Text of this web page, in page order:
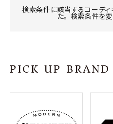
プライバシーポリシー
特定商取引法について
検索条件に該当するコーディ
た。 検索条件を変
PICK UP BRAND